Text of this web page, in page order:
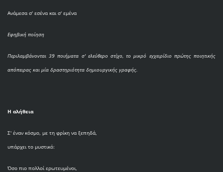
Ανάμεσα σ' εσένα και σ' εμένα
Εφηβική ποίηση
Περιλαμβάνονται 39 ποιήματα σ' ελεύθερο στίχο, το μικρό εγχειρίδιο πρώτης ποιητικής
απόπειρας και μία δραστηριότητα δημιουργικής γραφής.
Η αλήθεια
Σ' έναν κόσμο, με τη φρίκη να ξεπηδά,
υπάρχει το μυστικό:
Όσο πιο πολλοί ερωτευμένοι,